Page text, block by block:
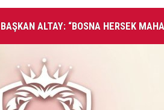
AKADEMİSİ İNŞA EDİYORUZ”
BAŞKAN ALTAY: “GELİN, SADECE
BAŞKENTİNDE BULUŞALIM”